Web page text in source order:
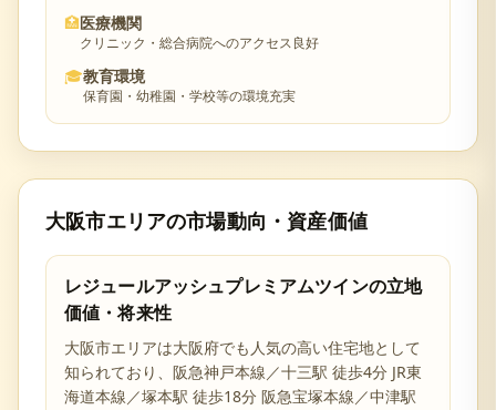
🏥医療機関
クリニック・総合病院へのアクセス良好
🎓教育環境
保育園・幼稚園・学校等の環境充実
大阪市エリアの市場動向・資産価値
レジュールアッシュプレミアムツインの立地
価値・将来性
大阪市エリアは大阪府でも人気の高い住宅地として
知られており、 阪急神戸本線／十三駅 徒歩4分 JR東
海道本線／塚本駅 徒歩18分 阪急宝塚本線／中津駅